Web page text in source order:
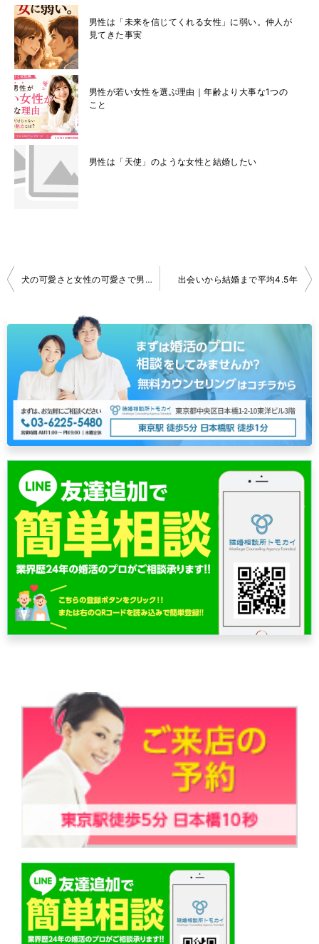
男性は「未来を信じてくれる女性」に弱い。仲人が
見てきた事実
男性が若い女性を選ぶ理由｜年齢より大事な1つの
こと
男性は「天使」のような女性と結婚したい
投
ナ
ー
ョ
ン
犬の可愛さと女性の可愛さで男を磨く 出会いから結婚まで平均4.5年